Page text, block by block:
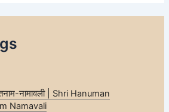
नामावली | Shri Hanuman
Namavali